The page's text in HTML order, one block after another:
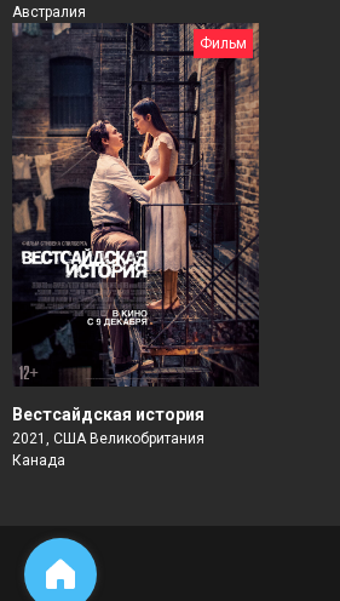
Австралия
Фильм
Вестсайдская история
2021, США Великобритания
Канада